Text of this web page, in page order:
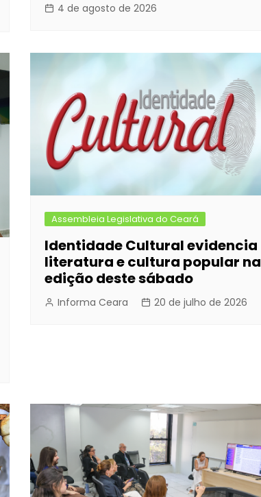
4 de agosto de 2026
Assembleia Legislativa do Ceará
Identidade Cultural evidencia
literatura e cultura popular na
edição deste sábado
Informa Ceara 20 de julho de 2026